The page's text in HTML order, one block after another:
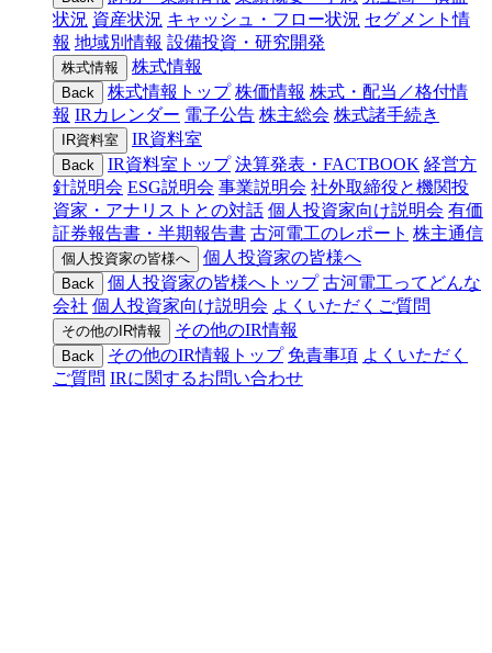
状況 資産状況 キャッシュ・フロー状況 セグメント情
報 地域別情報 設備投資・研究開発
株式情報 株式情報
Back 株式情報トップ 株価情報 株式・配当／格付情
報 IRカレンダー 電子公告 株主総会 株式諸手続き
IR資料室 IR資料室
Back IR資料室トップ 決算発表・FACTBOOK 経営方
針説明会 ESG説明会 事業説明会 社外取締役と機関投
資家・アナリストとの対話 個人投資家向け説明会 有価
証券報告書・半期報告書 古河電工のレポート 株主通信
個人投資家の皆様へ 個人投資家の皆様へ
Back 個人投資家の皆様へトップ 古河電工ってどんな
会社 個人投資家向け説明会 よくいただくご質問
その他のIR情報 その他のIR情報
Back その他のIR情報トップ 免責事項 よくいただく
ご質問 IRに関するお問い合わせ